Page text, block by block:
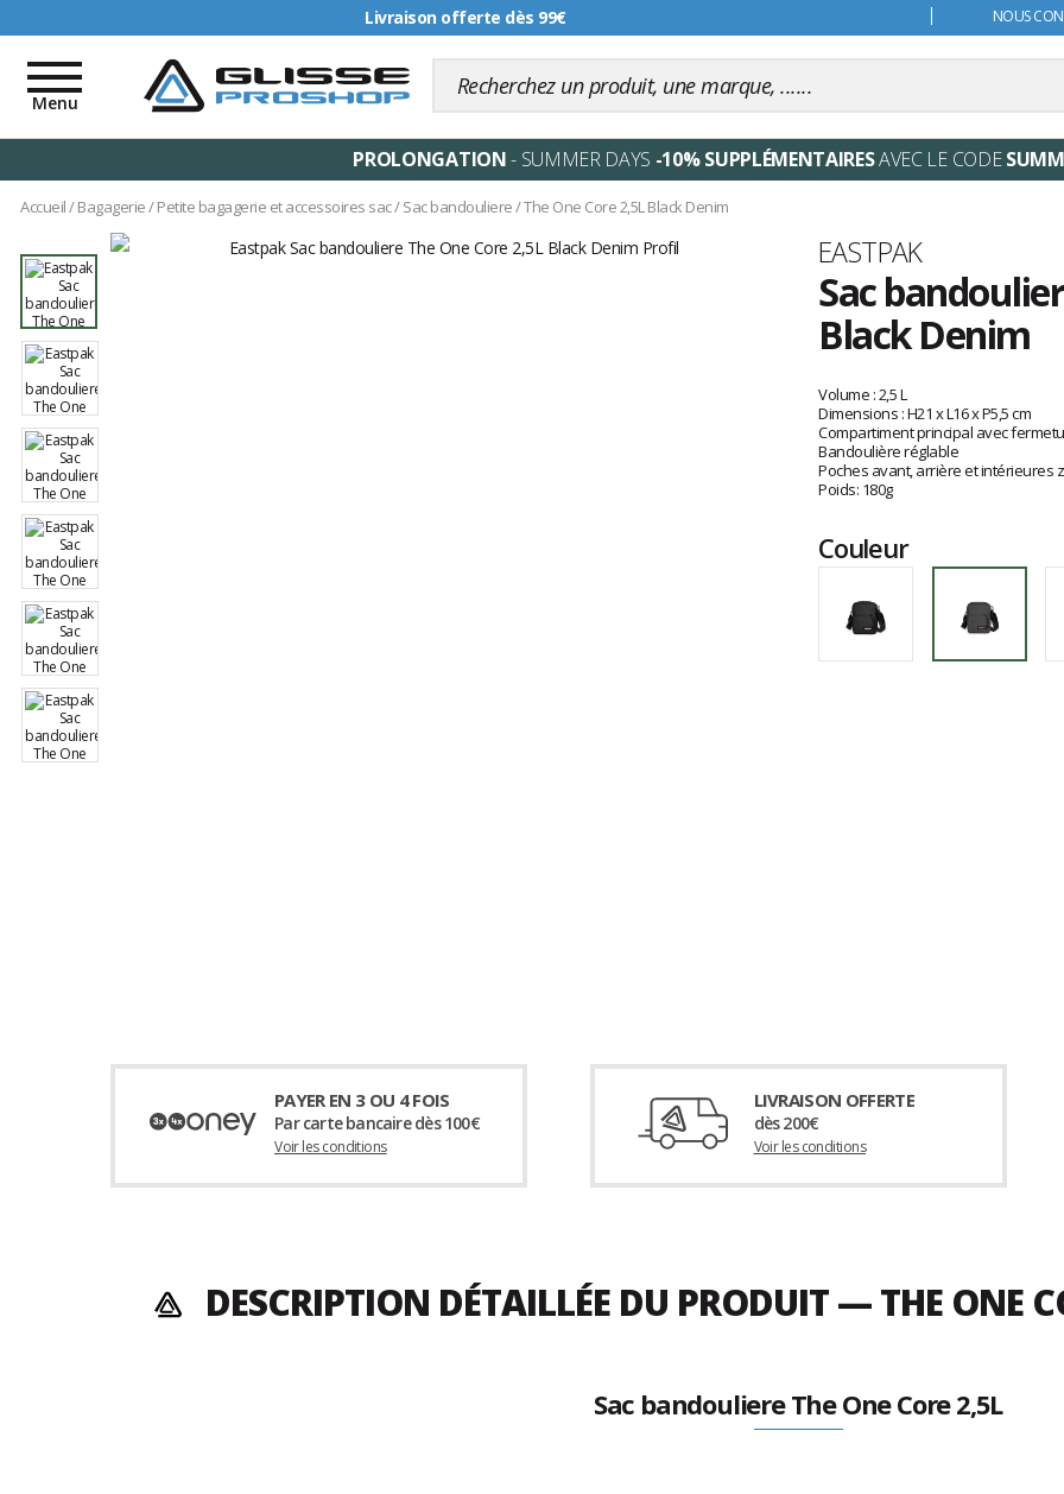
Livraison offerte dès 99€ NOUS
Toggle
navigation
Menu
PROLONGATION- SUMMER DAYS -10% SUPPLÉMENTAIRESAVEC LE CODE
Accueil/Bagagerie/Petite bagagerie et accessoires sac/Sac bandouliere/The One Core 2,5L Black Denim
Marque
EASTPAK
Sac
Black Denim
avis
clients
Volume : 2,5 L
Dimensions : H21 x L16 x P5,5 cm
Compartiment principal avec
Bandoulière réglable
Poches avant, arrière et intérieures
Poids: 180g
Couleur
PAYER EN 3 OU 4 FOIS
Par carte bancaire dès 100€
Voir les conditions
LIVRAISON OFFERTE
dès 200€
Voir les conditions
DESCRIPTION DÉTAILLÉE DU PRODUIT — THE ONE
Sac bandouliere The One Core 2,5L